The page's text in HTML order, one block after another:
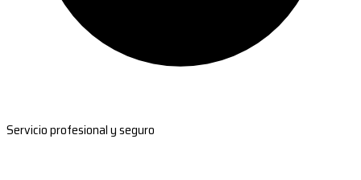
Servicio profesional y seguro